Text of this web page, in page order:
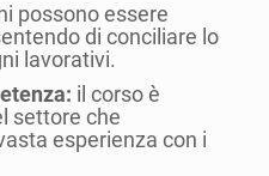
possono essere
di conciliare lo
lavorativi.
il corso è
settore che
esperienza con i